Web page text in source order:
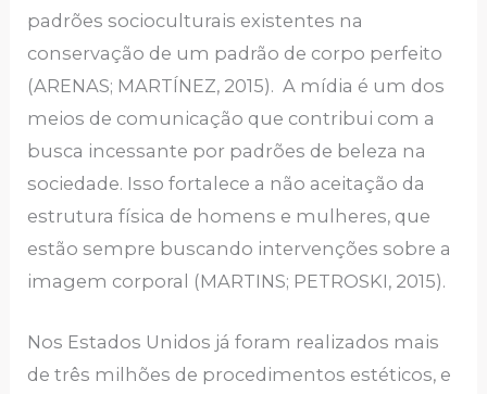
padrões socioculturais existentes na
conservação de um padrão de corpo perfeito
(ARENAS; MARTÍNEZ, 2015). A mídia é um dos
meios de comunicação que contribui com a
busca incessante por padrões de beleza na
sociedade. Isso fortalece a não aceitação da
estrutura física de homens e mulheres, que
estão sempre buscando intervenções sobre a
imagem corporal (MARTINS; PETROSKI, 2015).
Nos Estados Unidos já foram realizados mais
de três milhões de procedimentos estéticos, e